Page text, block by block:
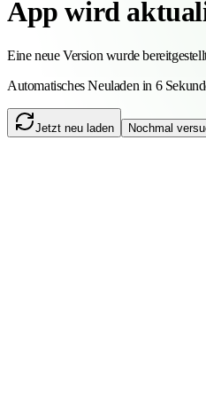
App wird
Eine neue Version wurde
Automatisches Neuladen in 6
Jetzt neu laden Nochmal